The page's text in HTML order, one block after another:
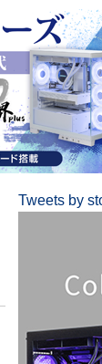
Tweets by